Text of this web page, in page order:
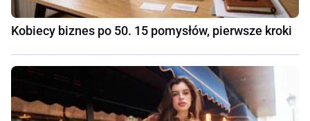
Kobiecy biznes po 50. 15 pomysłów, pierwsze kroki